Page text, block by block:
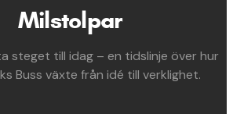
Milstolpar
steget till idag – en tidslinje över hur
Buss växte från idé till verklighet.